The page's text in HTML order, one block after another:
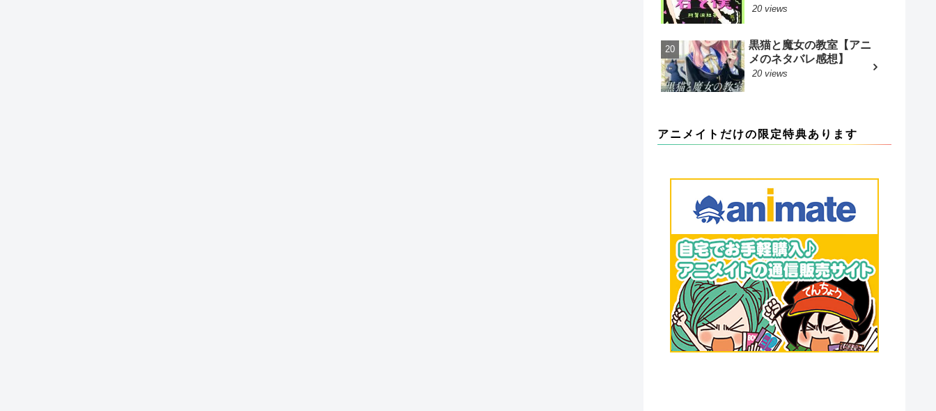
20 views
黒猫と魔女の教室【アニ
メのネタバレ感想】
20 views
アニメイトだけの限定特典あります